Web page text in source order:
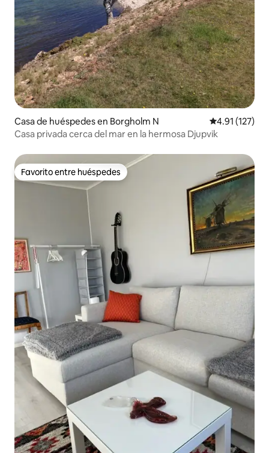
Casa de huéspedes en Borgholm N Calificación
4.91 (127)
Casa privada cerca del mar en la hermosa Djupvik
Favorito entre huéspedes
Favorito entre huéspedes